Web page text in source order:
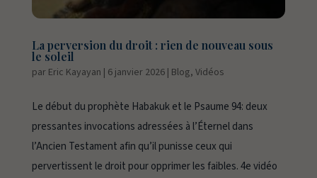
La perversion du droit : rien de nouveau sous
le soleil
par Eric Kayayan | 6 janvier 2026| Blog, Vidéos
Le début du prophète Habakuk et le Psaume 94: deux
pressantes invocations adressées à l’Éternel dans
l’Ancien Testament afin qu’il punisse ceux qui
pervertissent le droit pour opprimer les faibles. 4e vidéo